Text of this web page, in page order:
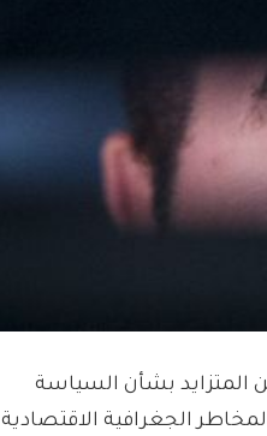
المتزايد بشأن السياسة
الجغرافية الاقتصادية